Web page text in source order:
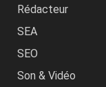
Rédacteur
SEA
SEO
Son & Vidéo